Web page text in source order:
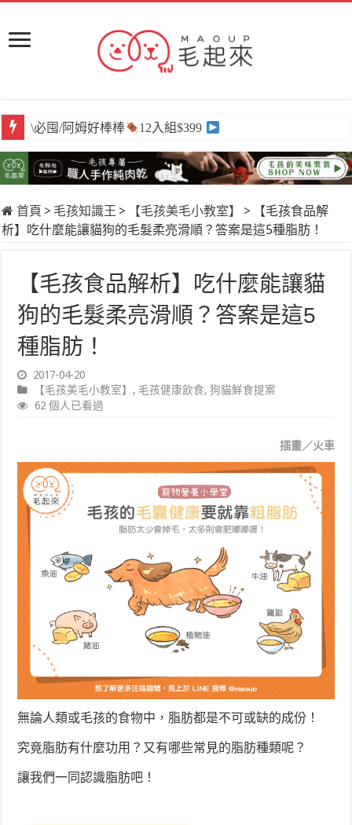
\必囤/阿姆好棒棒 12入組$399
首頁 > 毛孩知識王 > 【毛孩美毛小教室】 >
【毛孩食品解
析】吃什麼能讓貓狗的毛髮柔亮滑順？答案是這5種脂肪！
【毛孩食品解析】吃什麼能讓貓
狗的毛髮柔亮滑順？答案是這5
種脂肪！
2017-04-20
【毛孩美毛小教室】 , 毛孩健康飲食,狗貓鮮食提案
62 個人已看過
插畫／火車
無論人類或毛孩的食物中，脂肪都是不可或缺的成份！
究竟脂肪有什麼功用？又有哪些常見的脂肪種類呢？
讓我們一同認識脂肪吧！